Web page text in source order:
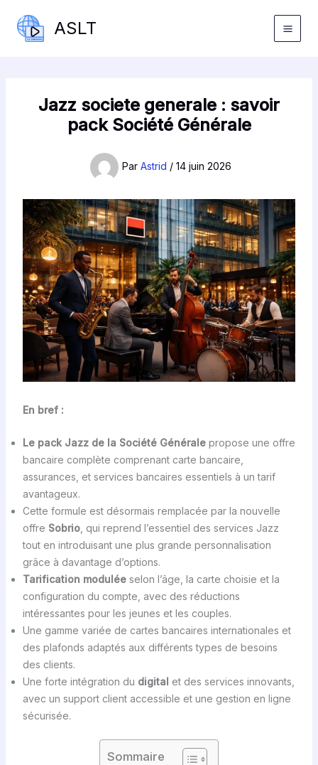
contenu
ASLT
Jazz societe generale : savoir
pack Société Générale
Par Astrid / 14 juin 2026
En bref :
Le pack Jazz de la Société Généralepropose une offre
bancaire complète comprenant carte bancaire,
assurances, et services bancaires essentiels à un tarif
avantageux.
Cette formule est désormais remplacée par la nouvelle
offre Sobrio, qui reprend l’essentiel des services Jazz
tout en introduisant une plus grande personnalisation
grâce à davantage d’options.
Tarification moduléeselon l’âge, la carte choisie et la
configuration du compte, avec des réductions
intéressantes pour les jeunes et les couples.
Une gamme variée de cartes bancaires internationales et
des plafonds adaptés aux différents types de besoins
des clients.
Une forte intégration du digital et des services innovants,
avec un support client accessible et une gestion en ligne
sécurisée.
Sommaire